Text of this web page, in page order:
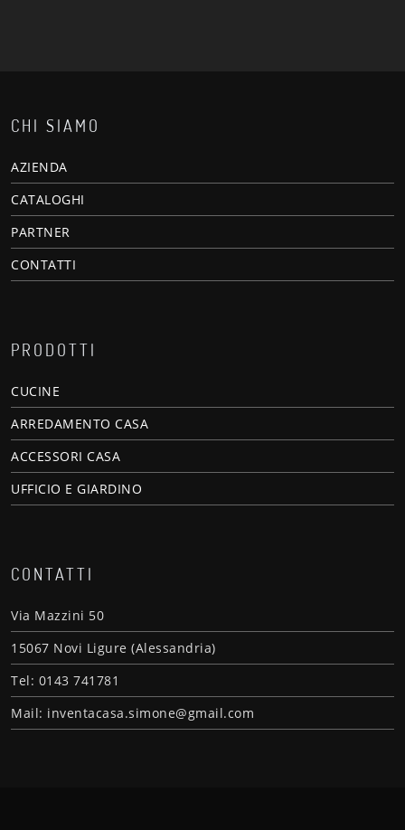
CHI SIAMO
AZIENDA
CATALOGHI
PARTNER
CONTATTI
PRODOTTI
CUCINE
ARREDAMENTO CASA
ACCESSORI CASA
UFFICIO E GIARDINO
CONTATTI
Via Mazzini 50
15067 Novi Ligure (Alessandria)
Tel: 0143 741781
Mail: inventacasa.simone@gmail.com